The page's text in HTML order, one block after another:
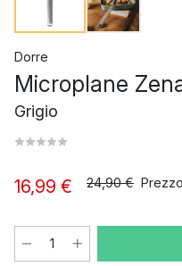
Dorre
Microplane
Grigio
16,99 € 24,90 €